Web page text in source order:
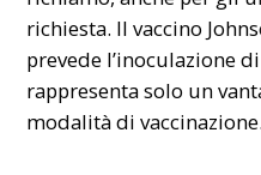
richiesta. Il vaccino
prevede l’inoculazione
rappresenta solo un
modalità di vaccinazione.